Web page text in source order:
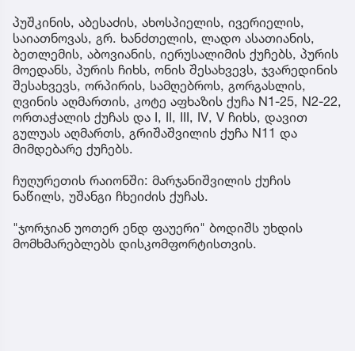
პუშკინის, აბესაძის, ახოსპიელის, ივერიელის,
საიათნოვას, გრ. ხანძთელის, ლადო ასათიანის,
ბეთლემის, აბოვიანის, იერუსალიმის ქუჩებს, პურის
მოედანს, პურის ჩიხს, ონის შესახვევს, ჯვარედინის
შესახვევს, ორპირის, სამღებროს, გორგასლის,
ღვინის აღმართის, კოტე აფხაზის ქუჩა N1-25, N2-22,
ორთაჭალის ქუჩას და I, II, III, IV, V ჩიხს, დავით
გულუას აღმართს, გრიშაშვილის ქუჩა N11 და
მიმდებარე ქუჩებს.
ჩუღურეთის რაიონში: მარჯანიშვილის ქუჩის
ნაწილს, უშანგი ჩხეიძის ქუჩას.
"ჯორჯიან უოთერ ენდ ფაუერი" ბოდიშს უხდის
მომხმარებლებს დისკომფორტისთვის.